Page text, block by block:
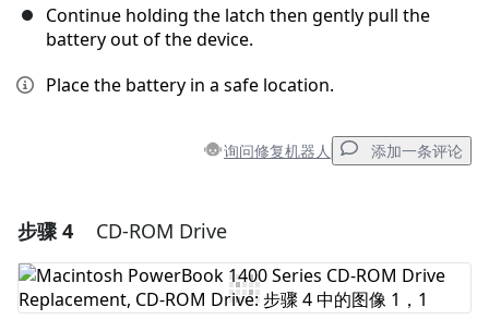
Continue holding the latch then gently pull the
battery out of the device.
Place the battery in a safe location.
询问修复机器人 添加一条评论
添加一条评论
添加评论
步骤 4 CD-ROM Drive